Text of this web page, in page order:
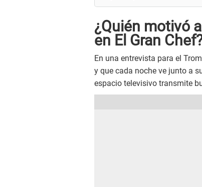
¿Quién motivó
en El Gran
En una entrevista para el
y que cada noche ve junto a
espacio televisivo transmite